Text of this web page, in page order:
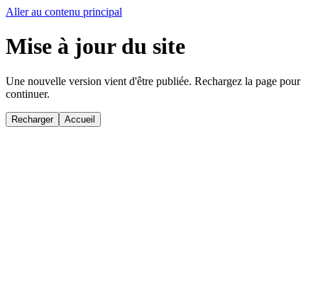
Aller au contenu principal
Mise à jour du site
Une nouvelle version vient d'être publiée. Rechargez la page pour
continuer.
Recharger Accueil